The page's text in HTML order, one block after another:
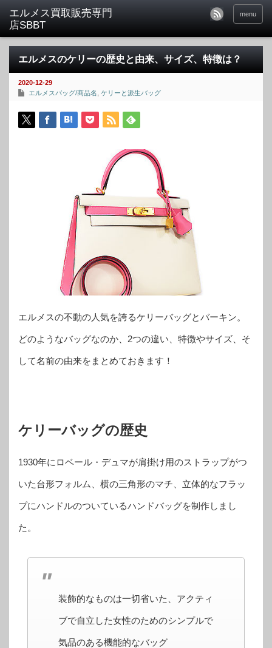
menu
エルメスのケリーの歴史と由来、サイズ、特徴は？
2020-12-29
エルメスバッグ/商品名 ケリーと派生バッグ
エルメスの不動の人気を誇るケリーバッグとバーキン。
どのようなバッグなのか、2つの違い、特徴やサイズ、そ
して名前の由来をまとめておきます！
ケリーバッグの歴史
1930年にロベール・デュマが肩掛け用のストラップがつ
いた台形フォルム、横の三角形のマチ、立体的なフラッ
プにハンドルのついているハンドバッグを制作しまし
た。
装飾的なものは一切省いた、アクティ
ブで自立した女性のためのシンプルで
気品のある機能的なバッグ